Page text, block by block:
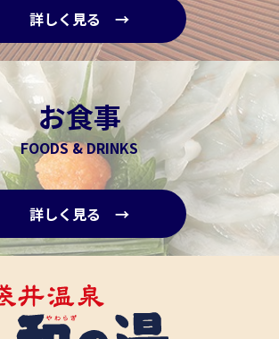
詳しく見る →
お食事
FOODS & DRINKS
詳しく見る →